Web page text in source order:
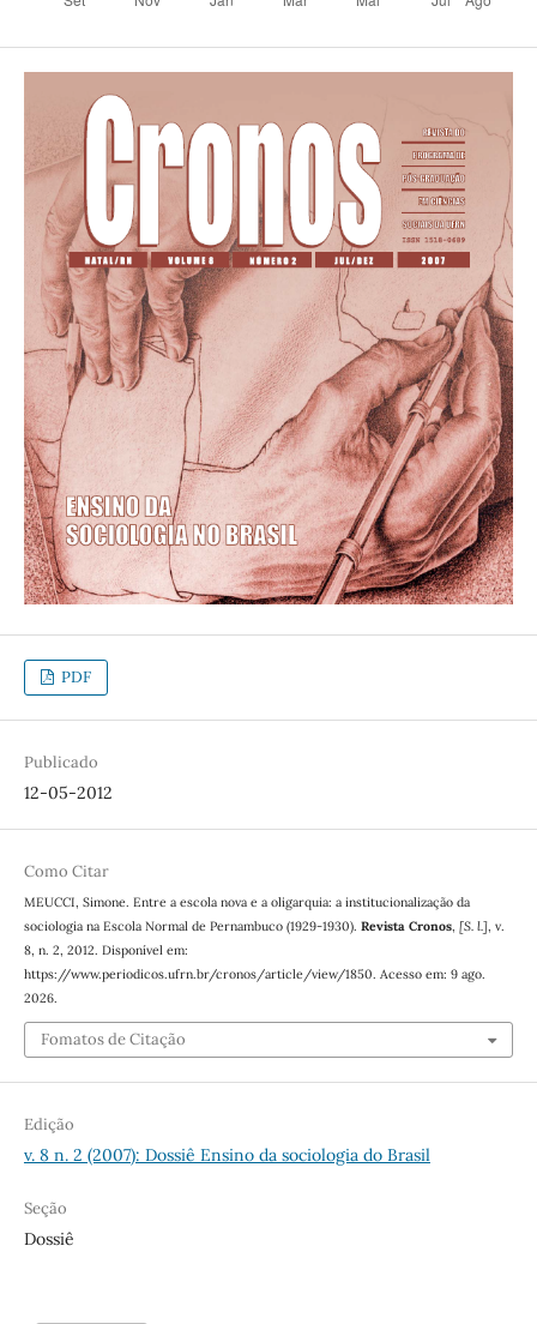
PDF
Publicado
12-05-2012
Como Citar
MEUCCI, Simone. Entre a escola nova e a oligarquia: a institucionalização da
sociologia na Escola Normal de Pernambuco (1929-1930). Revista Cronos, [S. l.], v.
8, n. 2, 2012. Disponível em:
https://www.periodicos.ufrn.br/cronos/article/view/1850. Acesso em: 9 ago.
2026.
Fomatos de Citação
Edição
v. 8 n. 2 (2007): Dossiê Ensino da sociologia do Brasil
Seção
Dossiê